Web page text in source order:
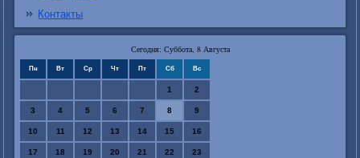
Контакты
Сегодня: Суббота, 8 Августа
Пн Вт Ср Чт Пт Сб Вс
1 2
3 4 5 6 7 8 9
10 11 12 13 14 15 16
17 18 19 20 21 22 23